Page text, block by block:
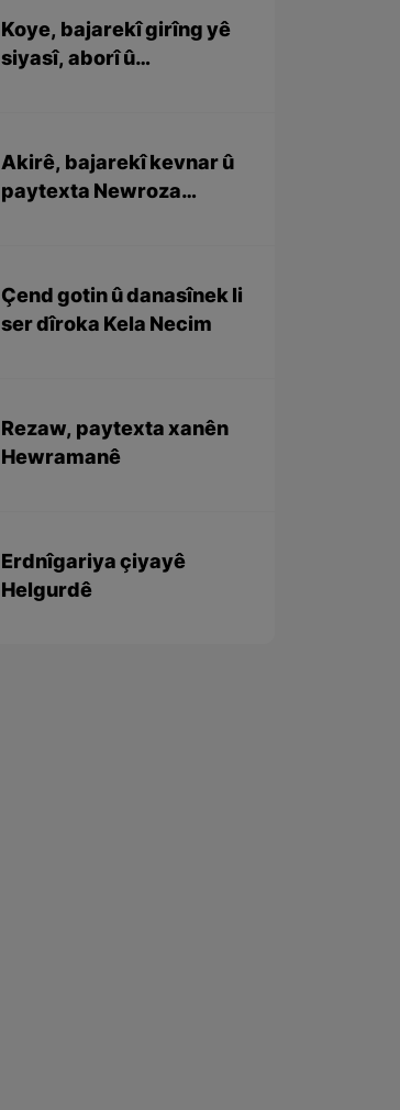
Koye, bajarekî girîng yê
siyasî, aborî û
Akirê, bajarekî kevnar û
paytexta Newroza
Çend gotin û danasînek li
ser dîroka Kela Necim
Rezaw, paytexta xanên
Hewramanê
Erdnîgariya çiyayê
Helgurdê